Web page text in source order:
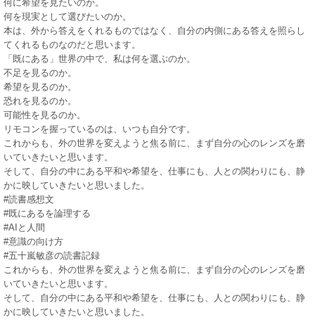
何に希望を見たいのか。
何を現実として選びたいのか。
本は、外から答えをくれるものではなく、自分の内側にある答えを照らし
てくれるものなのだと思います。
「既にある」世界の中で、私は何を選ぶのか。
不足を見るのか。
希望を見るのか。
恐れを見るのか。
可能性を見るのか。
リモコンを握っているのは、いつも自分です。
これからも、外の世界を変えようと焦る前に、まず自分の心のレンズを磨
いていきたいと思います。
そして、自分の中にある平和や希望を、仕事にも、人との関わりにも、静
かに映していきたいと思いました。
#読書感想文
#既にあるを論理する
#AIと人間
#意識の向け方
#五十嵐敏彦の読書記録
これからも、外の世界を変えようと焦る前に、まず自分の心のレンズを磨
いていきたいと思います。
そして、自分の中にある平和や希望を、仕事にも、人との関わりにも、静
かに映していきたいと思いました。